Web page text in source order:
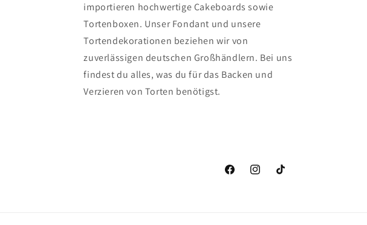
importieren hochwertige Cakeboards sowie
Tortenboxen. Unser Fondant und unsere
Tortendekorationen beziehen wir von
zuverlässigen deutschen Großhändlern. Bei uns
findest du alles, was du für das Backen und
Verzieren von Torten benötigst.
FacebookInstagramTikTok